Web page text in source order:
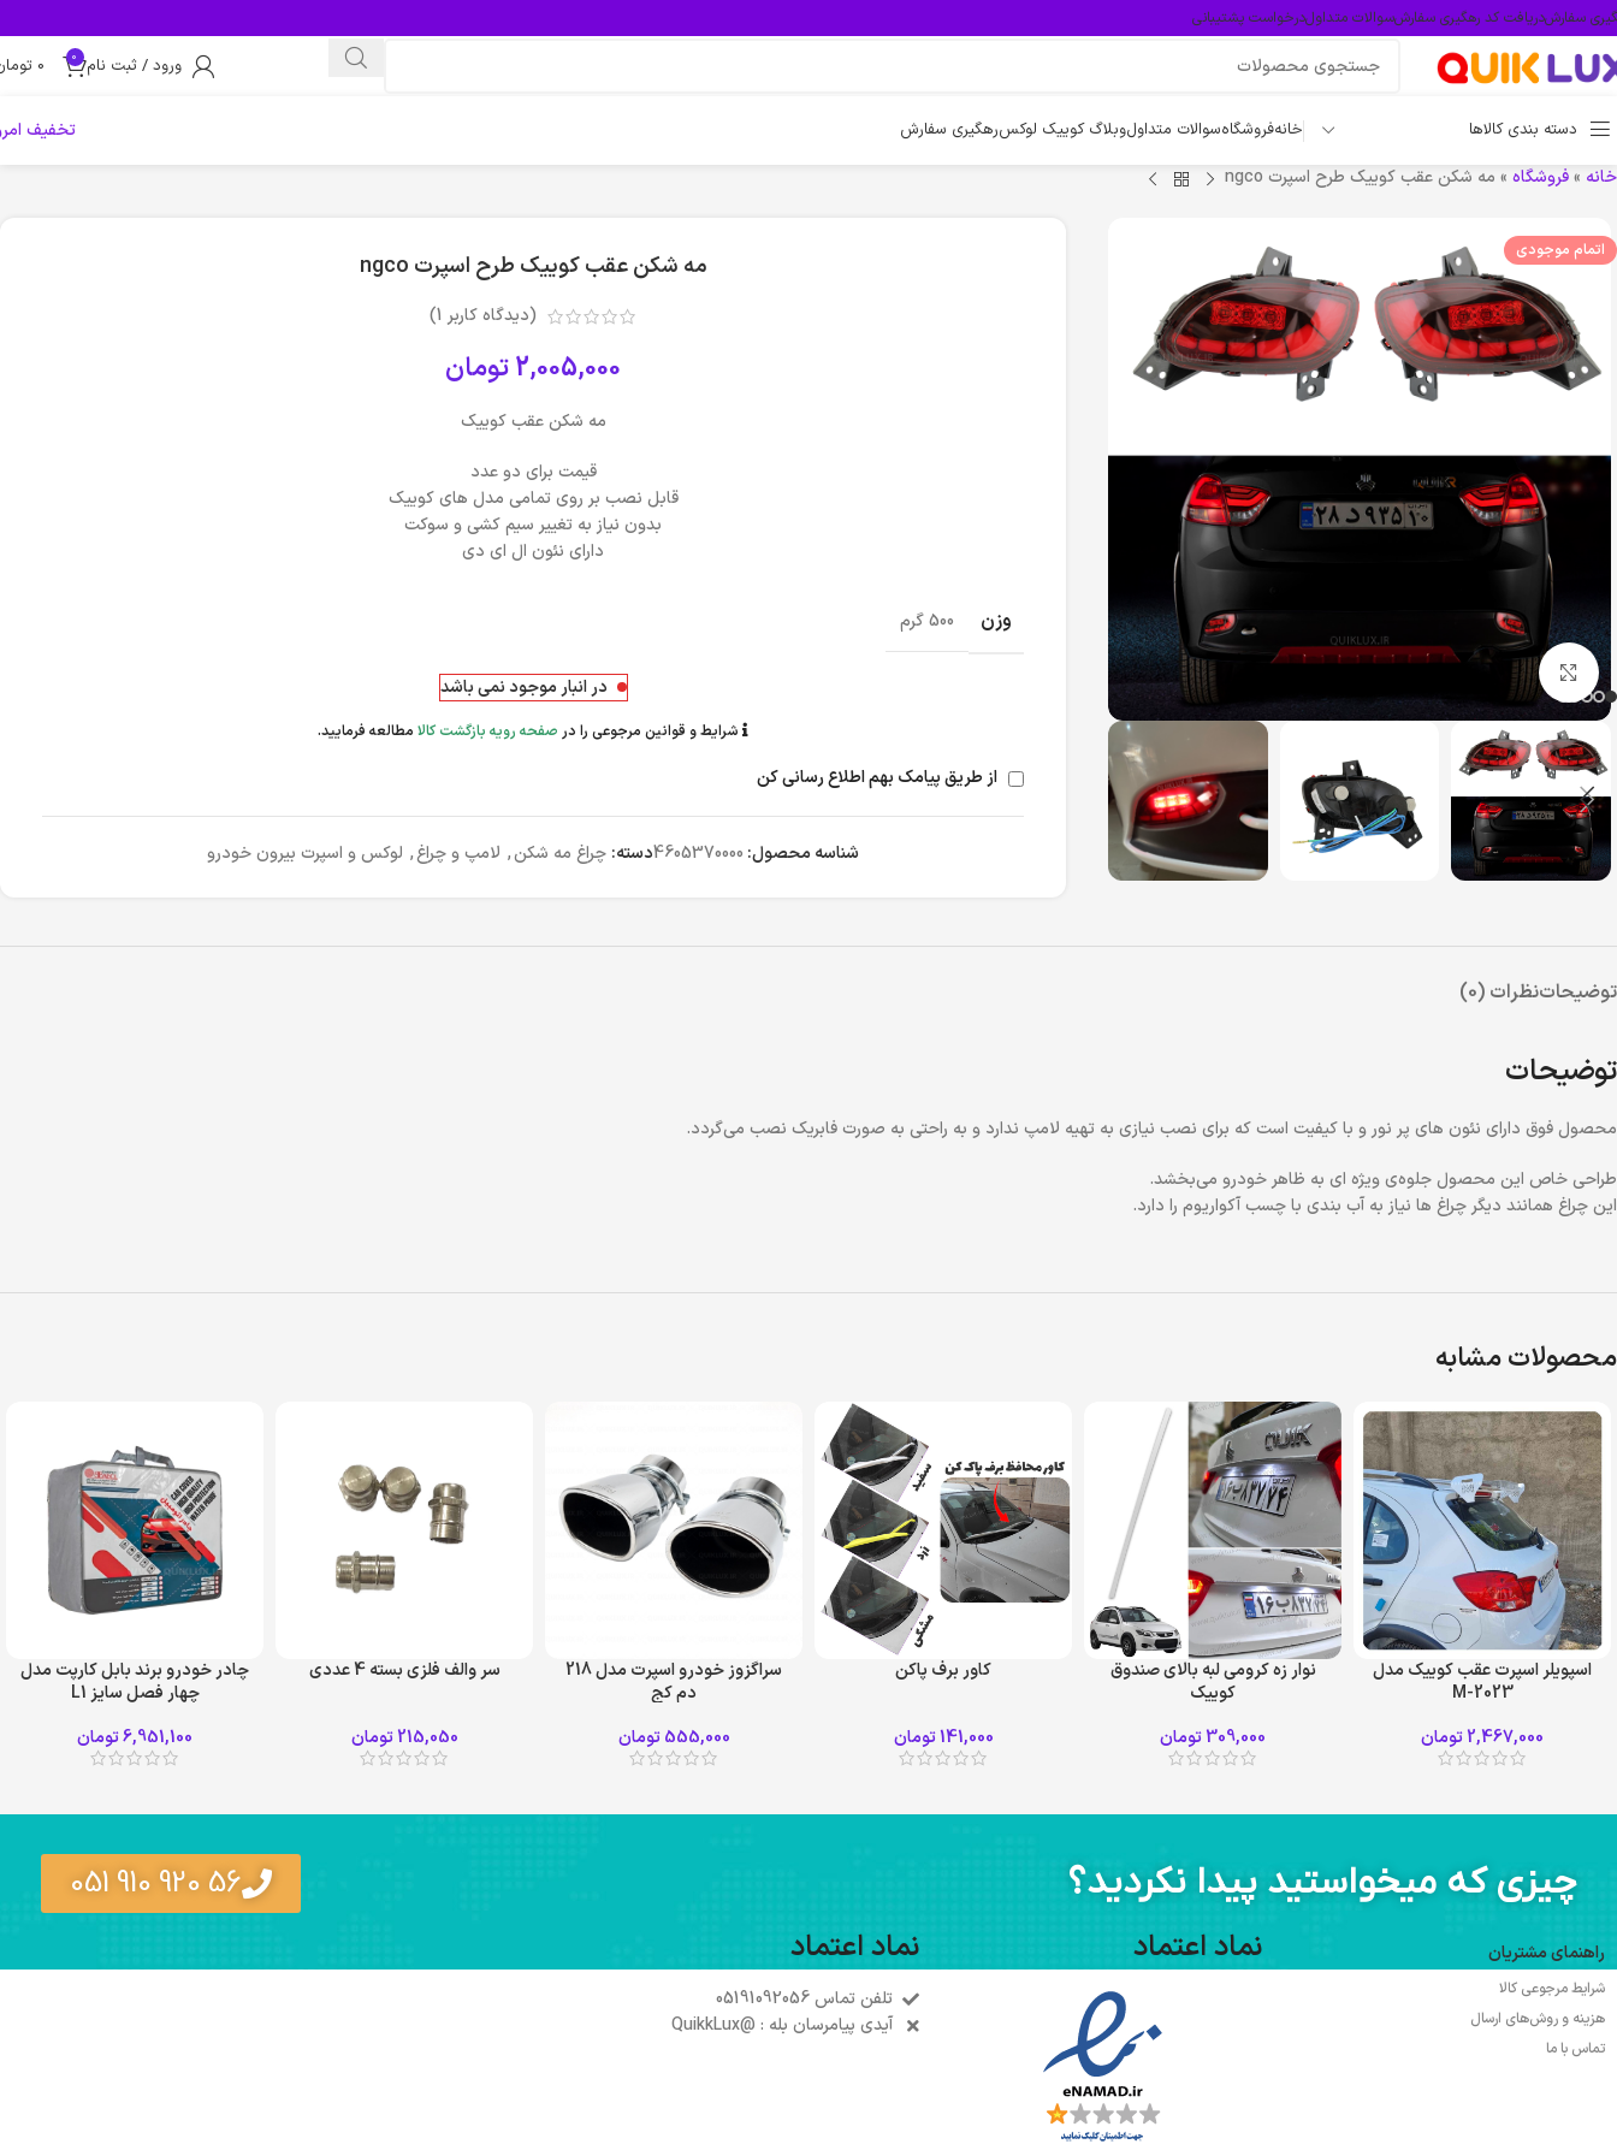
سفارشدریافت کد رهگیری سفارشسوالات متداولدرخواست پشتیبانی
ورود / ثبت نام 0
0
دسته بندی کالاها خانهفروشگاهسوالات متداولوبلاگ کوییک لوکسرهگیری سفارش
تخفیف
خانه »فروشگاه » مه شکن عقب کوییک طرح اسپرت ngco
اتمام موجودی
بزرگنمایی تصویر
مه شکن عقب کوییک طرح اسپرت ngco
(دیدگاه کاربر 1
)
2,005,000تومان
مه شکن عقب کوییک
قیمت برای دو عدد
قابل نصب بر روی تمامی مدل های کوییک
بدون نیاز به تغییر سیم کشی و سوکت
دارای نئون ال ای دی
وزن 500 گرم
در انبار موجود نمی باشد
شرایط و قوانین مرجوعی را در صفحه رویه بازگشت کالا مطالعه فرمایید.
از طریق پیامک بهم اطلاع رسانی کن
شناسه محصول: 4605370000دسته: چراغ مه شکن, لامپ و چراغ, لوکس و اسپرت بیرون خودرو
توضیحاتنظرات (0)
توضیحات
محصول فوق دارای نئون های پر نور و با کیفیت است که برای نصب نیازی به تهیه لامپ ندارد و به راحتی به صورت فابریک نصب می‌گردد.
طراحی خاص این محصول جلوه‌ی ویژه ای به ظاهر خودرو می‌بخشد.
این چراغ همانند دیگر چراغ ها نیاز به آب بندی با چسب آکواریوم را دارد.
محصولات مشابه
سفید قرمز
اسپویلر اسپرت عقب کوییک مدل
M-2023
2,467,000تومان
نوار زه کرومی لبه بالای صندوق
کوییک
309,000تومان
کاور برف پاکن
141,000تومان
سراگزوز خودرو اسپرت مدل 218
دم کج
555,000 تومان
سر والف فلزی بسته 4 عددی
215,050 تومان
چادر خودرو برند بابل کارپت مدل
چهار فصل سایز L1
6,951,100تومان
چیزی که میخواستید پیدا نکردید؟ 56 920 910 051
راهنمای مشتریان
شرایط مرجوعی کالا
هزینه و روش‌های ارسال
تماس با ما
نماد اعتماد نماد اعتماد
تلفن تماس 05191092056
آیدی پیامرسان بله : @QuikkLux